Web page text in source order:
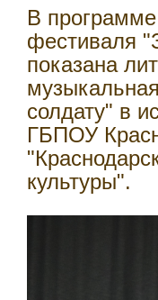
В программе
фестиваля
показана
солдату" в
ГБПОУ
культуры".